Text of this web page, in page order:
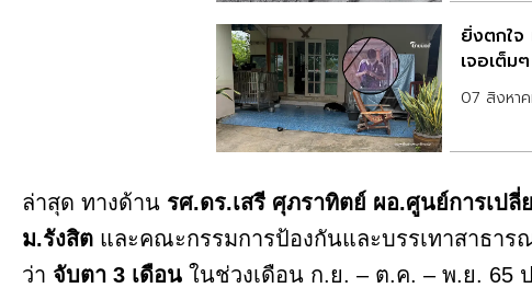
ยิ่งตกใจ
เจอเต็ม
07 สิงหา
ล่าสุด ทางด้าน รศ.ดร.เสรี ศุภราทิตย์ ผอ.ศูนย์การเป
ม.รังสิต และคณะกรรมการป้องกันและบรรเทาสาธาร
ว่า จับตา 3 เดือน ในช่วงเดือน ก.ย. – ต.ค. – พ.ย. 65